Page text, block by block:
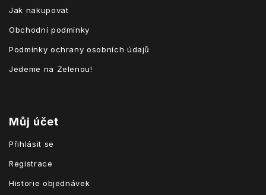
Jak nakupovat
Obchodní podmínky
Podmínky ochrany osobních údajů
Jedeme na Zelenou!
Můj účet
Přihlásit se
Registrace
Historie objednávek